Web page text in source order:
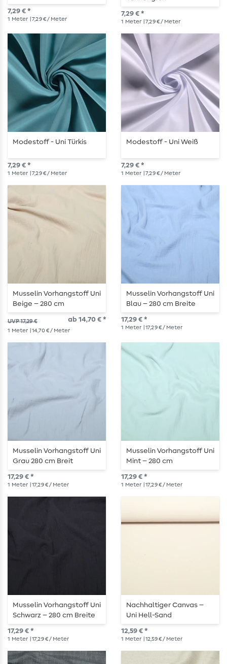
7,29 € *
1 Meter | 7,29 € / Meter
7,29 € *
1 Meter | 7,29 € / Meter
Modestoff - Uni Türkis
7,29 € *
1 Meter | 7,29 € / Meter
Modestoff - Uni Weiß
7,29 € *
1 Meter | 7,29 € / Meter
Musselin Vorhangstoff Uni
Beige – 280 cm
UVP 17,29 € ab 14,70 € *
1 Meter | 14,70 € / Meter
Musselin Vorhangstoff Uni
Blau – 280 cm Breite
17,29 € *
1 Meter | 17,29 € / Meter
Musselin Vorhangstoff Uni
Grau 280 cm Breit
17,29 € *
1 Meter | 17,29 € / Meter
Musselin Vorhangstoff Uni
Mint – 280 cm
17,29 € *
1 Meter | 17,29 € / Meter
Musselin Vorhangstoff Uni
Schwarz – 280 cm Breite
17,29 € *
1 Meter | 17,29 € / Meter
Nachhaltiger Canvas –
Uni Hell-Sand
12,59 € *
1 Meter | 12,59 € / Meter